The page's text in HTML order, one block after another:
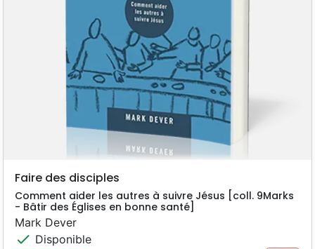
Faire des disciples
Comment aider les autres à suivre Jésus [coll. 9Marks
- Bâtir des Églises en bonne santé]
Mark Dever
check Disponible